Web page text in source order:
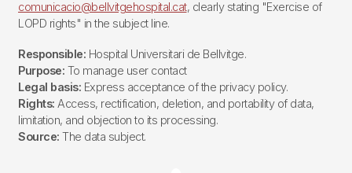
comunicacio@bellvitgehospital.cat, clearly stating "Exercise of
LOPD rights" in the subject line.
Responsible: Hospital Universitari de Bellvitge.
Purpose: To manage user contact
Legal basis: Express acceptance of the privacy policy.
Rights: Access, rectification, deletion, and portability of data,
limitation, and objection to its processing.
Source: The data subject.